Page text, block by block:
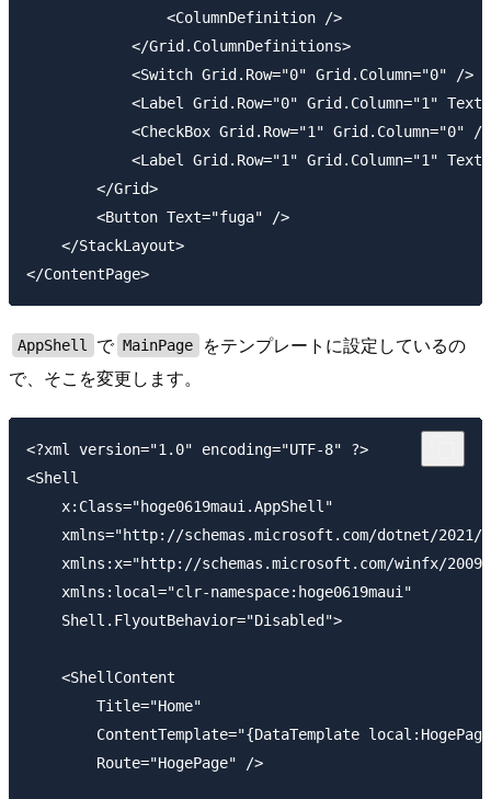
                <ColumnDefinition />
            </Grid.ColumnDefinitions>
            <Switch Grid.Row="0" Grid.Column="0" />
<Label Grid.Row="0" Grid.Column="1"
            <CheckBox Grid.Row="1" Grid.Column="0" />
<Label Grid.Row="1" Grid.Column="1"
        </Grid>
        <Button Text="fuga" />
    </StackLayout>
AppShell で MainPage
をテンプレートに設定しているの
で、そこを変更します。
<?xml version="1.0" encoding="UTF-8" ?>
<Shell
    x:Class="hoge0619maui.AppShell"
xmlns="http://schemas.microsoft.com/dotnet/2021/
xmlns:x="http://schemas.microsoft.com/winfx/
    xmlns:local="clr-namespace:hoge0619maui"
    Shell.FlyoutBehavior="Disabled">
    <ShellContent
        Title="Home"
ContentTemplate="{DataTemplate
        Route="HogePage" />